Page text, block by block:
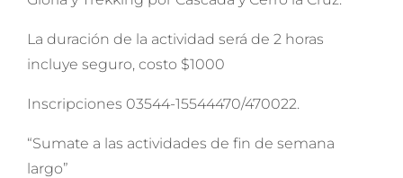
La duración de la actividad será de 2 horas
incluye seguro, costo $1000
Inscripciones 03544-15544470/470022.
“Sumate a las actividades de fin de semana
largo”